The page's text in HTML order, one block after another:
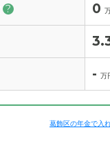
? 0
- 万
葛飾区の年金で入